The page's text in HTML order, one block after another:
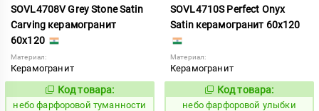
SOVL4708V Grey Stone Satin
Carving керамогранит
60x120
Материал:
Керамогранит
1123359
Код товара:
небо фарфоровой туманности
SOVL4710S Perfect Onyx
Satin керамогранит 60x120
Материал:
Керамогранит
1123361
Код товара:
небо фарфоровой улыбки